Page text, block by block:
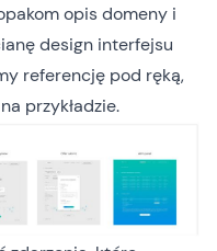
opis domeny i
design interfejsu
referencję pod ręką,
przykładzie.